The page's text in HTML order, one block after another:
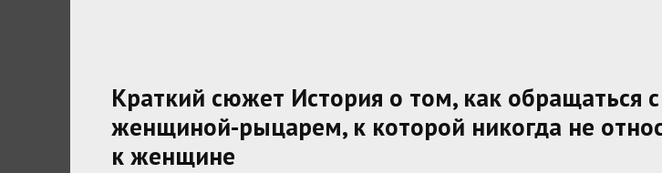
Краткий сюжет История о том, как обращаться с
женщиной-рыцарем, к которой никогда не
к женщине